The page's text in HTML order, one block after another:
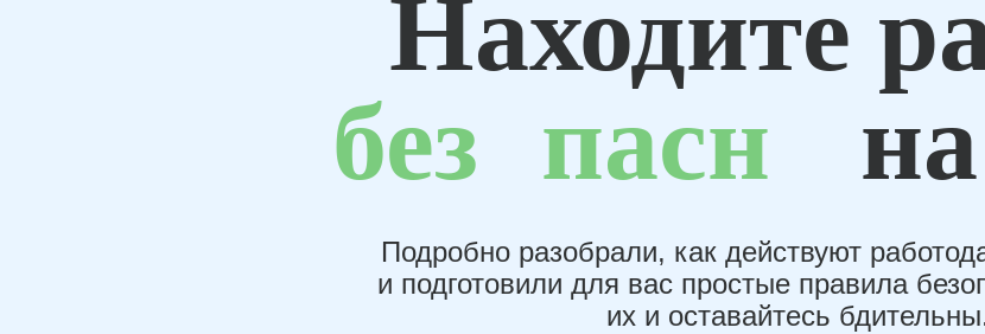
Находите
без пасн
Подробно разобрали, как действуют
и подготовили для вас простые правила
их и оставайтесь